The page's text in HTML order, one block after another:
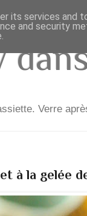
Verre
à la gelée
its services and
and security